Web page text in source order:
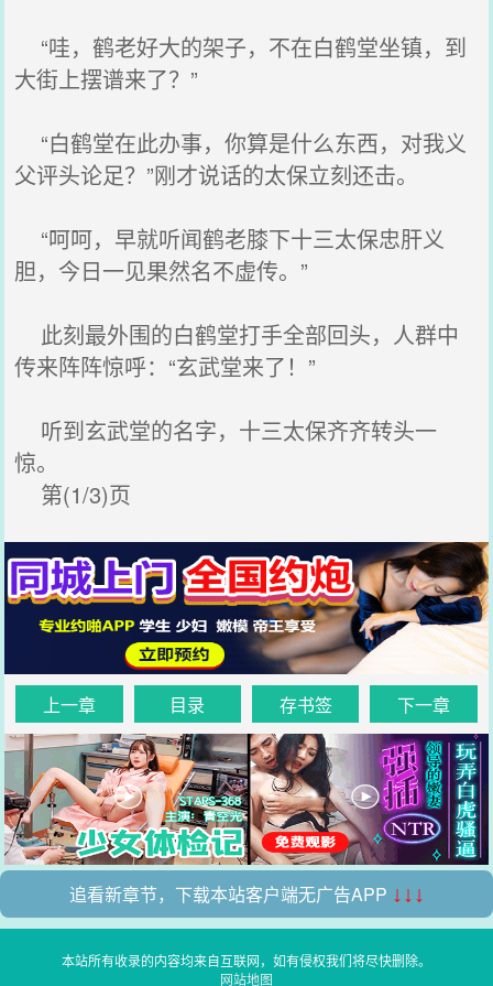
“哇，鹤老好大的架子，不在白鹤堂坐镇，到
大街上摆谱来了？”
“白鹤堂在此办事，你算是什么东西，对我义
父评头论足？”刚才说话的太保立刻还击。
“呵呵，早就听闻鹤老膝下十三太保忠肝义
胆，今日一见果然名不虚传。”
此刻最外围的白鹤堂打手全部回头，人群中
传来阵阵惊呼：“玄武堂来了！”
听到玄武堂的名字，十三太保齐齐转头一
惊。
第(1/3)页
上一章 目录 存书签 下一章
追看新章节，下载本站客户端无广告APP ↓↓↓
本站所有收录的内容均来自互联网，如有侵权我们将尽快删除。
网站地图